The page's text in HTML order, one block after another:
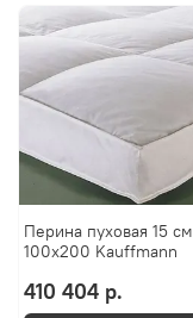
Перина пуховая 15 см
100x200 Kauffmann
410 404 р.